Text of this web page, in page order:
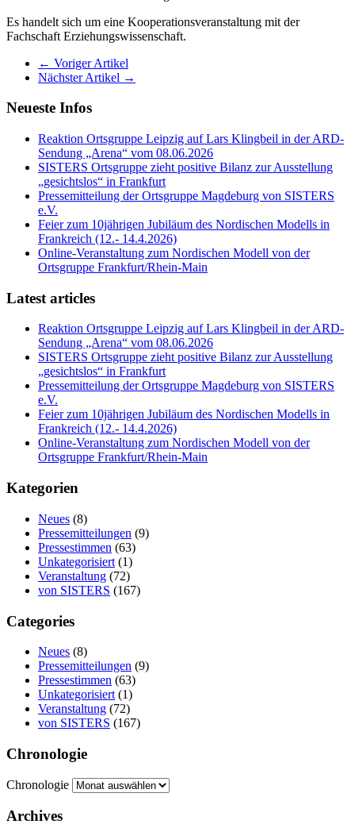
Es handelt sich um eine Kooperationsveranstaltung mit der
Fachschaft Erziehungswissenschaft.
← Voriger Artikel
Nächster Artikel →
Neueste Infos
Reaktion Ortsgruppe Leipzig auf Lars Klingbeil in der ARD-
Sendung „Arena“ vom 08.06.2026
SISTERS Ortsgruppe zieht positive Bilanz zur Ausstellung
„gesichtslos“ in Frankfurt
Pressemitteilung der Ortsgruppe Magdeburg von SISTERS
e.V.
Feier zum 10jährigen Jubiläum des Nordischen Modells in
Frankreich (12.- 14.4.2026)
Online-Veranstaltung zum Nordischen Modell von der
Ortsgruppe Frankfurt/Rhein-Main
Latest articles
Reaktion Ortsgruppe Leipzig auf Lars Klingbeil in der ARD-
Sendung „Arena“ vom 08.06.2026
SISTERS Ortsgruppe zieht positive Bilanz zur Ausstellung
„gesichtslos“ in Frankfurt
Pressemitteilung der Ortsgruppe Magdeburg von SISTERS
e.V.
Feier zum 10jährigen Jubiläum des Nordischen Modells in
Frankreich (12.- 14.4.2026)
Online-Veranstaltung zum Nordischen Modell von der
Ortsgruppe Frankfurt/Rhein-Main
Kategorien
Neues (8)
Pressemitteilungen (9)
Pressestimmen (63)
Unkategorisiert (1)
Veranstaltung (72)
von SISTERS (167)
Categories
Neues (8)
Pressemitteilungen (9)
Pressestimmen (63)
Unkategorisiert (1)
Veranstaltung (72)
von SISTERS (167)
Chronologie
Chronologie
Archives